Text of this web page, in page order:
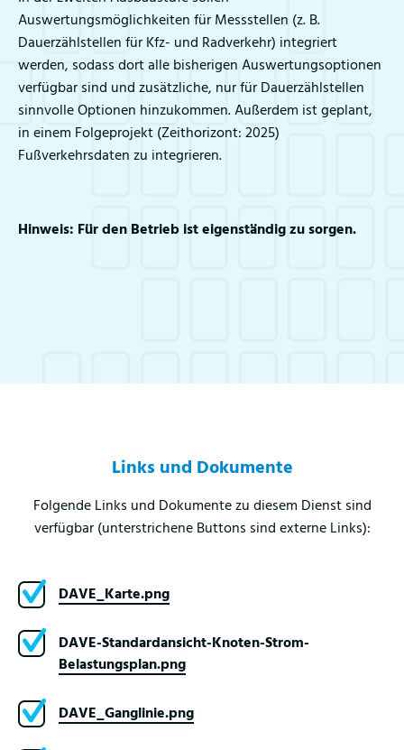
Auswertungsmöglichkeiten für Messstellen (z. B.
Dauerzählstellen für Kfz- und Radverkehr) integriert
werden, sodass dort alle bisherigen Auswertungsoptionen
verfügbar sind und zusätzliche, nur für Dauerzählstellen
sinnvolle Optionen hinzukommen. Außerdem ist geplant,
in einem Folgeprojekt (Zeithorizont: 2025)
Fußverkehrsdaten zu integrieren.
Hinweis: Für den Betrieb ist eigenständig zu sorgen.
Links und Dokumente
Folgende Links und Dokumente zu diesem Dienst sind
verfügbar (unterstrichene Buttons sind externe Links):
DAVE_Karte.png
DAVE-Standardansicht-Knoten-Strom-
Belastungsplan.png
DAVE_Ganglinie.png